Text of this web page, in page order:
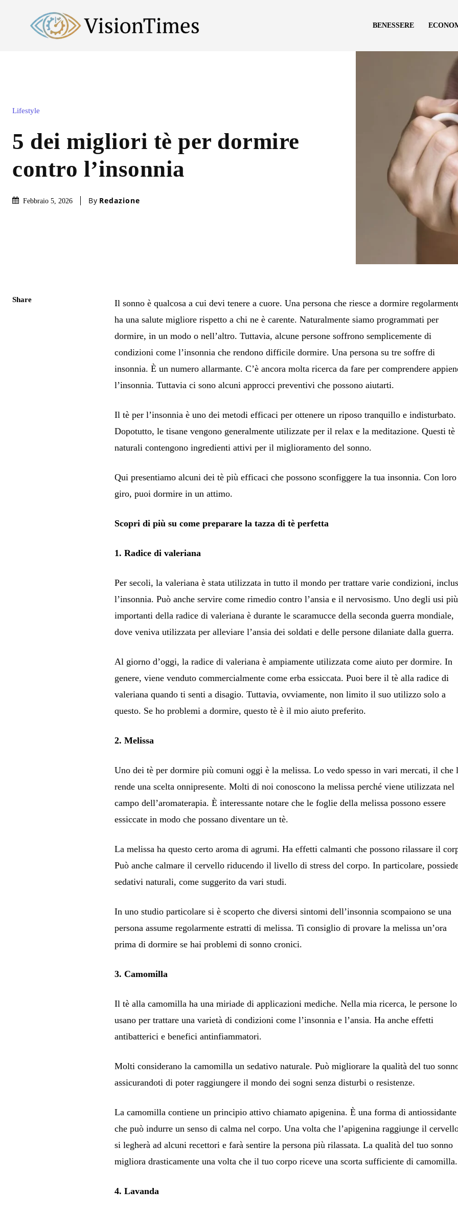
BENESSERE
Lifestyle
5 dei migliori tè per dormire
contro l’insonnia
Febbraio 5, 2026 By Redazione
Share
Il sonno è qualcosa a cui devi tenere a cuore. Una persona che riesce a dormire
ha una salute migliore rispetto a chi ne è carente. Naturalmente siamo programmati per
dormire, in un modo o nell’altro. Tuttavia, alcune persone soffrono semplicemente di
condizioni come l’insonnia che rendono difficile dormire. Una persona su tre soffre di
insonnia. È un numero allarmante. C’è ancora molta ricerca da fare per comprendere
l’insonnia. Tuttavia ci sono alcuni approcci preventivi che possono aiutarti.
Il tè per l’insonnia è uno dei metodi efficaci per ottenere un riposo tranquillo e indisturbato.
Dopotutto, le tisane vengono generalmente utilizzate per il relax e la meditazione. Questi tè
naturali contengono ingredienti attivi per il miglioramento del sonno.
Qui presentiamo alcuni dei tè più efficaci che possono sconfiggere la tua insonnia. Con
giro, puoi dormire in un attimo.
Scopri di più su come preparare la tazza di tè perfetta
1. Radice di valeriana
Per secoli, la valeriana è stata utilizzata in tutto il mondo per trattare varie condizioni,
l’insonnia. Può anche servire come rimedio contro l’ansia e il nervosismo. Uno degli usi più
importanti della radice di valeriana è durante le scaramucce della seconda guerra mondiale,
dove veniva utilizzata per alleviare l’ansia dei soldati e delle persone dilaniate dalla guerra.
Al giorno d’oggi, la radice di valeriana è ampiamente utilizzata come aiuto per dormire. In
genere, viene venduto commercialmente come erba essiccata. Puoi bere il tè alla radice di
valeriana quando ti senti a disagio. Tuttavia, ovviamente, non limito il suo utilizzo solo a
questo. Se ho problemi a dormire, questo tè è il mio aiuto preferito.
2. Melissa
Uno dei tè per dormire più comuni oggi è la melissa. Lo vedo spesso in vari mercati, il che
rende una scelta onnipresente. Molti di noi conoscono la melissa perché viene utilizzata nel
campo dell’aromaterapia. È interessante notare che le foglie della melissa possono essere
essiccate in modo che possano diventare un tè.
La melissa ha questo certo aroma di agrumi. Ha effetti calmanti che possono rilassare il
Può anche calmare il cervello riducendo il livello di stress del corpo. In particolare,
sedativi naturali, come suggerito da vari studi.
In uno studio particolare si è scoperto che diversi sintomi dell’insonnia scompaiono se una
persona assume regolarmente estratti di melissa. Ti consiglio di provare la melissa un’ora
prima di dormire se hai problemi di sonno cronici.
3. Camomilla
Il tè alla camomilla ha una miriade di applicazioni mediche. Nella mia ricerca, le persone lo
usano per trattare una varietà di condizioni come l’insonnia e l’ansia. Ha anche effetti
antibatterici e benefici antinfiammatori.
Molti considerano la camomilla un sedativo naturale. Può migliorare la qualità del tuo
assicurandoti di poter raggiungere il mondo dei sogni senza disturbi o resistenze.
La camomilla contiene un principio attivo chiamato apigenina. È una forma di antiossidante
che può indurre un senso di calma nel corpo. Una volta che l’apigenina raggiunge il
si legherà ad alcuni recettori e farà sentire la persona più rilassata. La qualità del tuo sonno
migliora drasticamente una volta che il tuo corpo riceve una scorta sufficiente di camomilla.
4. Lavanda